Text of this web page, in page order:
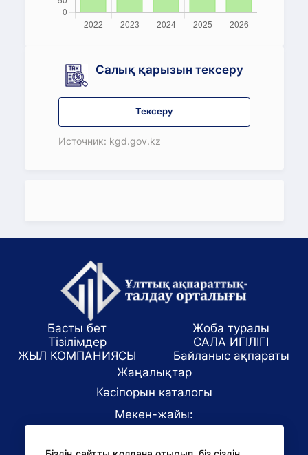
Салық қарызын тексеру
Тексеру
Источник: kgd.gov.kz
Басты бет
Жоба туралы
Тізілімдер
САЛА ИГІЛІГІ
ЖЫЛ КОМПАНИЯСЫ
Байланыс ақпараты
Жаңалықтар
Кәсіпорын каталогы
Мекен-жайы: